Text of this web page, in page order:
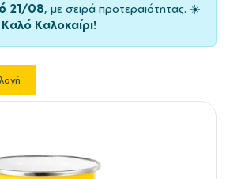
21/08, με σειρά προτεραιότητας. ☀️
Καλό Καλοκαίρι!